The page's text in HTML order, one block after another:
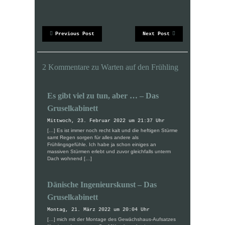
m
ü
b
r
w
i
r
z
u
t
e
i
l
e
n
(
W
i
n
e
u
e
F
F
c
e
k
z
e
i
l
e
n
(
W
n
e
F
Next Post
Previous Post
2 Kommentare zu Warten auf den Frühling
Es gibt viel zu tun, aber … – Das
Gruselkabinett
Mittwoch, 23. Februar 2022 um 21:37 Uhr
[…] Es ist immer noch recht kalt und die heftigen Stürme
samt Regen sorgen für alles andere als
Frühlingsgefühle. Ich habe ja schon einiges an
massiven Stürmen erlebt und zuvor gleichfalls unterm
Dach wohnend […]
Dänische Ingenieurskunst – Das
Gruselkabinett
Montag, 21. März 2022 um 20:04 Uhr
[…] mich mit der Montage des Gewächshaus-Aufsatzes